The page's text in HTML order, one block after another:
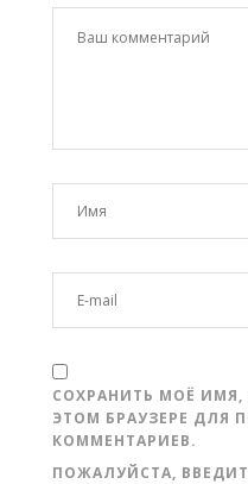
СОХРАНИТЬ МОЁ ИМЯ,
ЭТОМ БРАУЗЕРЕ
КОММЕНТАРИЕВ.
ПОЖАЛУЙСТА,